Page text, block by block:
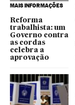
MAIS INFORMAÇÕES
Reforma
trabalhista: um
Governo contra
as cordas
celebra a
aprovação